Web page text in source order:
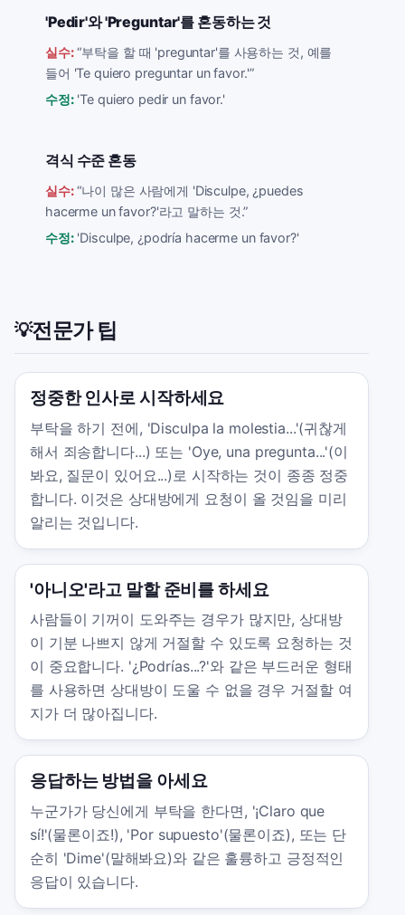
'Pedir'와 'Preguntar'를 혼동하는 것
실수:“부탁을 할 때 'preguntar'를 사용하는 것, 예를
들어 'Te quiero preguntar un favor.'”
수정: 'Te quiero pedir un favor.'
격식 수준 혼동
실수:“나이 많은 사람에게 'Disculpe, ¿puedes
hacerme un favor?'라고 말하는 것.”
수정: 'Disculpe, ¿podría hacerme un favor?'
💡전문가 팁
정중한 인사로 시작하세요
부탁을 하기 전에, 'Disculpa la molestia...'(귀찮게
해서 죄송합니다...) 또는 'Oye, una pregunta...'(이
봐요, 질문이 있어요...)로 시작하는 것이 종종 정중
합니다. 이것은 상대방에게 요청이 올 것임을 미리
알리는 것입니다.
'아니오'라고 말할 준비를 하세요
사람들이 기꺼이 도와주는 경우가 많지만, 상대방
이 기분 나쁘지 않게 거절할 수 있도록 요청하는 것
이 중요합니다. '¿Podrías...?'와 같은 부드러운 형태
를 사용하면 상대방이 도울 수 없을 경우 거절할 여
지가 더 많아집니다.
응답하는 방법을 아세요
누군가가 당신에게 부탁을 한다면, '¡Claro que
sí!'(물론이죠!), 'Por supuesto'(물론이죠), 또는 단
순히 'Dime'(말해봐요)와 같은 훌륭하고 긍정적인
응답이 있습니다.